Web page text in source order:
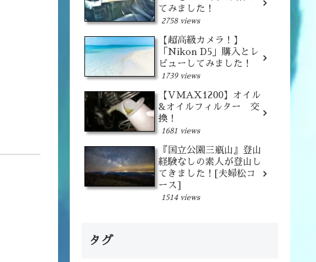
てみました！
2758 views
【超高級カメラ！】
「Nikon D5」購入とレ
ビューしてみました！
1739 views
【VMAX1200】オイル
&オイルフィルター 交
換！
1681 views
『国立公園三瓶山』登山
経験なしの素人が登山し
てきました！[夫婦松コ
ース]
1514 views
タグ